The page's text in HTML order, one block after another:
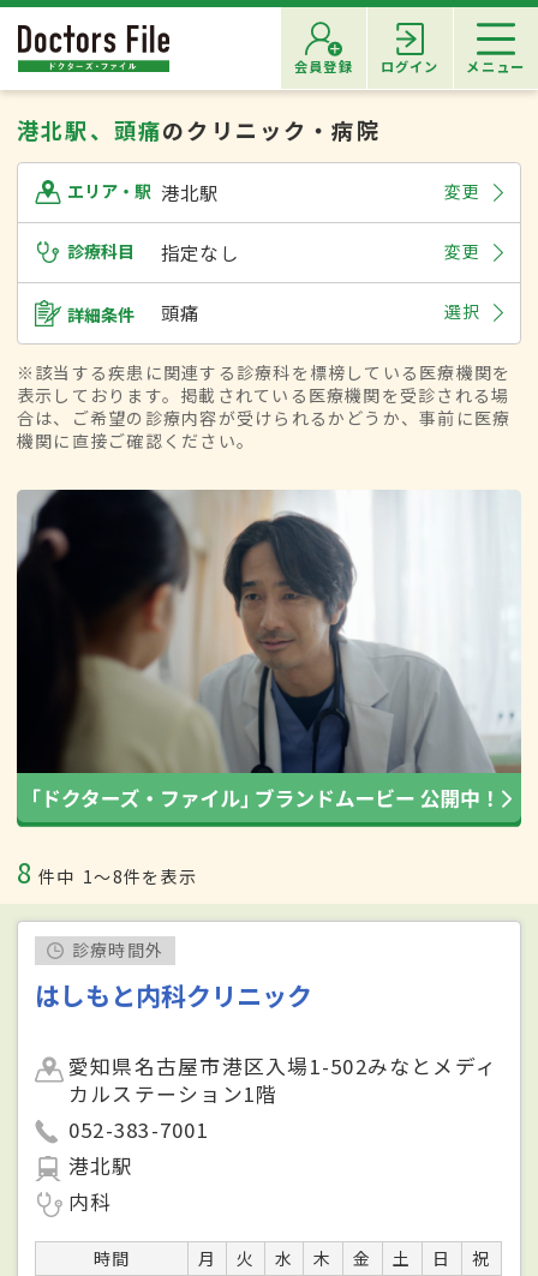
会員登録 ログイン メニュー
港北駅、頭痛のクリニック・病院
エリア・駅 港北駅 変更
診療科目 指定なし 変更
詳細条件 頭痛 選択
※該当する疾患に関連する診療科を標榜している医療機関を
表示しております。掲載されている医療機関を受診される場
合は、ご希望の診療内容が受けられるかどうか、事前に医療
機関に直接ご確認ください。
8 件中 1〜8件を表示
診療時間外
はしもと内科クリニック
愛知県名古屋市港区入場1-502みなとメディ
カルステーション1階
052-383-7001
港北駅
内科
時間 月 火 水 木 金 土 日
祝